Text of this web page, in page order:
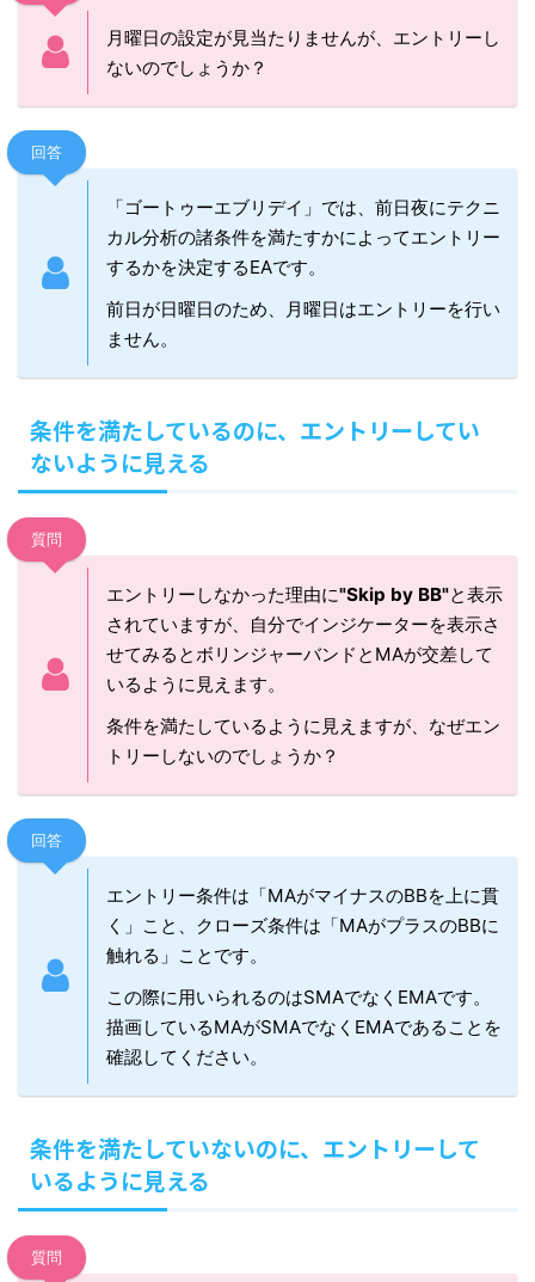
月曜日の設定が見当たりませんが、エントリーし
ないのでしょうか？
回答
「ゴートゥーエブリデイ」では、前日夜にテクニ
カル分析の諸条件を満たすかによってエントリー
するかを決定するEAです。
前日が日曜日のため、月曜日はエントリーを行い
ません。
条件を満たしているのに、エントリーしてい
ないように見える
質問
エントリーしなかった理由に"Skip by BB"と表示
されていますが、自分でインジケーターを表示さ
せてみるとボリンジャーバンドとMAが交差して
いるように見えます。
条件を満たしているように見えますが、なぜエン
トリーしないのでしょうか？
回答
エントリー条件は「MAがマイナスのBBを上に貫
く」こと、クローズ条件は「MAがプラスのBBに
触れる」ことです。
この際に用いられるのはSMAでなくEMAです。
描画しているMAがSMAでなくEMAであることを
確認してください。
条件を満たしていないのに、エントリーして
いるように見える
質問